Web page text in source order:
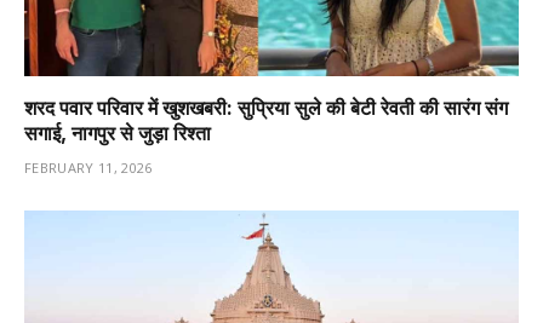
शरद पवार परिवार में खुशखबरी: सुप्रिया सुले की बेटी रेवती की सारंग संग
सगाई, नागपुर से जुड़ा रिश्ता
FEBRUARY 11, 2026